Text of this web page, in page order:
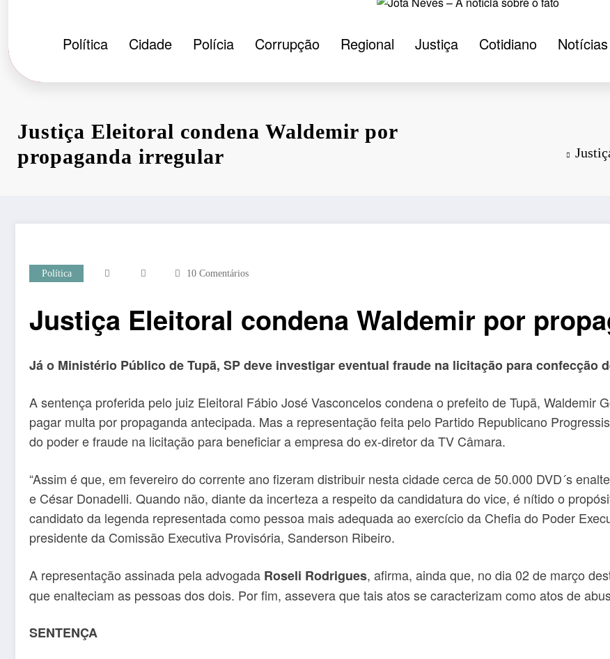
Política Cidade Polícia Corrupção Regional Justiça Cotidiano Notícias
Justiça Eleitoral condena Waldemir por
propaganda irregular
Política 10 Comentários
Justiça Eleitoral condena Waldemir por
Já o Ministério Público de Tupã, SP deve investigar eventual fraude na licitação para confecção
A sentença proferida pelo juiz Eleitoral Fábio José Vasconcelos condena o prefeito de Tupã, Waldemir
pagar multa por propaganda antecipada. Mas a representação feita pelo Partido Republicano
do poder e fraude na licitação para beneficiar a empresa do ex-diretor da TV Câmara.
“Assim é que, em fevereiro do corrente ano fizeram distribuir nesta cidade cerca de 50.000 DVD´s
e César Donadelli. Quando não, diante da incerteza a respeito da candidatura do vice, é nítido o
candidato da legenda representada como pessoa mais adequada ao exercício da Chefia do Poder
presidente da Comissão Executiva Provisória, Sanderson Ribeiro.
A representação assinada pela advogada Roseli Rodrigues, afirma, ainda que, no dia 02 de março
que enalteciam as pessoas dos dois. Por fim, assevera que tais atos se caracterizam como atos de
SENTENÇA